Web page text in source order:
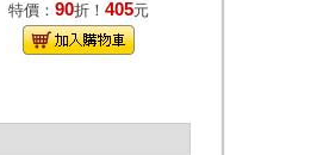
特價： 90折！ 405元